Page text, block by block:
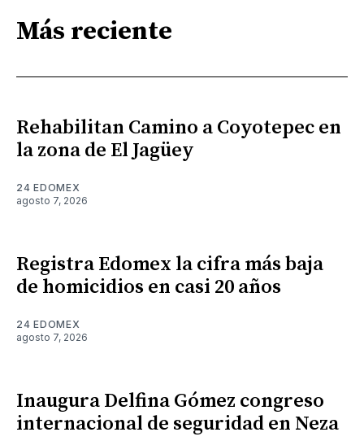
Más reciente
Rehabilitan Camino a Coyotepec en
la zona de El Jagüey
24 EDOMEX
agosto 7, 2026
Registra Edomex la cifra más baja
de homicidios en casi 20 años
24 EDOMEX
agosto 7, 2026
Inaugura Delfina Gómez congreso
internacional de seguridad en Neza